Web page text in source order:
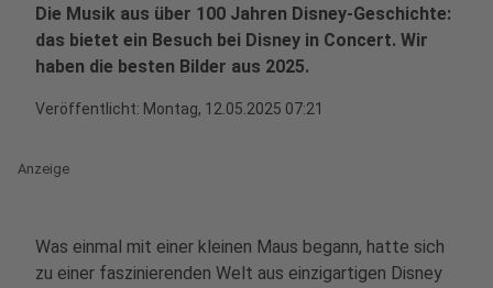
Die Musik aus über 100 Jahren Disney-Geschichte:
das bietet ein Besuch bei Disney in Concert. Wir
haben die besten Bilder aus 2025.
Veröffentlicht: Montag, 12.05.2025 07:21
Anzeige
Was einmal mit einer kleinen Maus begann, hatte sich
zu einer faszinierenden Welt aus einzigartigen Disney